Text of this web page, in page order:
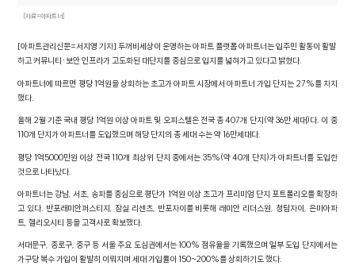
[자료=아파트너]
[아파트관리신문=서지영 기자] 두꺼비세상이 운영하는 아파트 플랫폼 아파트너는 입주민 활동이 활발
하고 커뮤니티·보안 인프라가 고도화된 대단지를 중심으로 입지를 넓혀가고 있다고 밝혔다.
아파트너에 따르면 평당 1억원을 상회하는 초고가 아파트 시장에서 아파트너 가입 단지는 27%를 차지
했다.
올해 2월 기준 국내 평당 1억원 이상 아파트 및 오피스텔은 전국 총 407개 단지(약 36만 세대)다. 이 중
110개 단지가 아파트너를 도입했으며 해당 단지의 총 세대 수는 약 16만세대다.
평당 1억5000만원 이상 전국 110개 최상위 단지 중에서는 35%(약 40개 단지)가 아파트너를 도입한
것으로 나타났다.
아파트너는 강남, 서초, 송파를 중심으로 평단가 1억원 이상 초고가 프리미엄 단지 포트폴리오를 확장하
고 있다. 반포래미안퍼스티지, 잠실 리센츠, 반포자이를 비롯해 래미안 리더스원, 청담자이, 은마아파
트, 헬리오시티 등을 고객사로 확보했다.
서대문구, 종로구, 중구 등 서울 주요 도심권에서는 100% 점유율을 기록했으며 일부 도입 단지에서는
가구당 복수 가입이 활발히 이뤄지며 세대 가입률이 150~200%를 상회하기도 했다.